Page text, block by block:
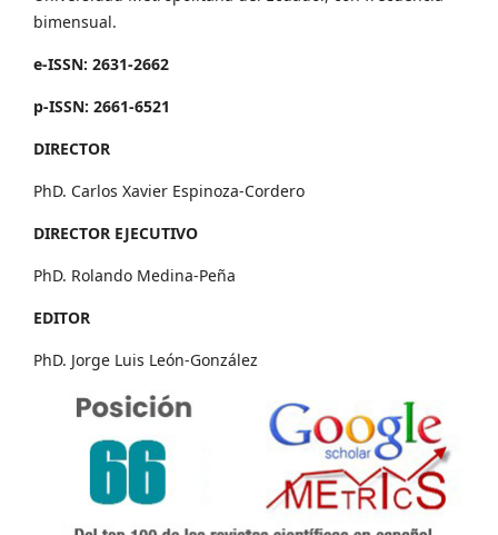
bimensual.
e-ISSN: 2631-2662
p-ISSN: 2661-6521
DIRECTOR
PhD. Carlos Xavier Espinoza-Cordero
DIRECTOR EJECUTIVO
PhD. Rolando Medina-Peña
EDITOR
PhD. Jorge Luis León-González